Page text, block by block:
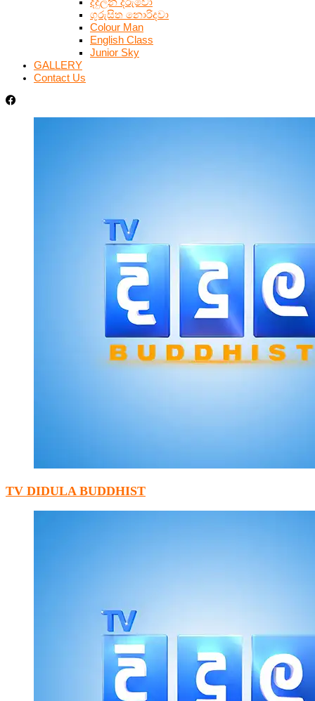
ගුරුසිත නොරිදවා
Colour Man
English Class
Junior Sky
GALLERY
Contact Us
TV DIDULA BUDDHIST